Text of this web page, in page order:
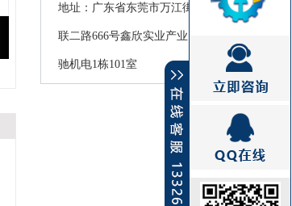
地址：广东省东莞市万江街道滘
联二路666号鑫欣实业产业园天
驰机电1栋101室